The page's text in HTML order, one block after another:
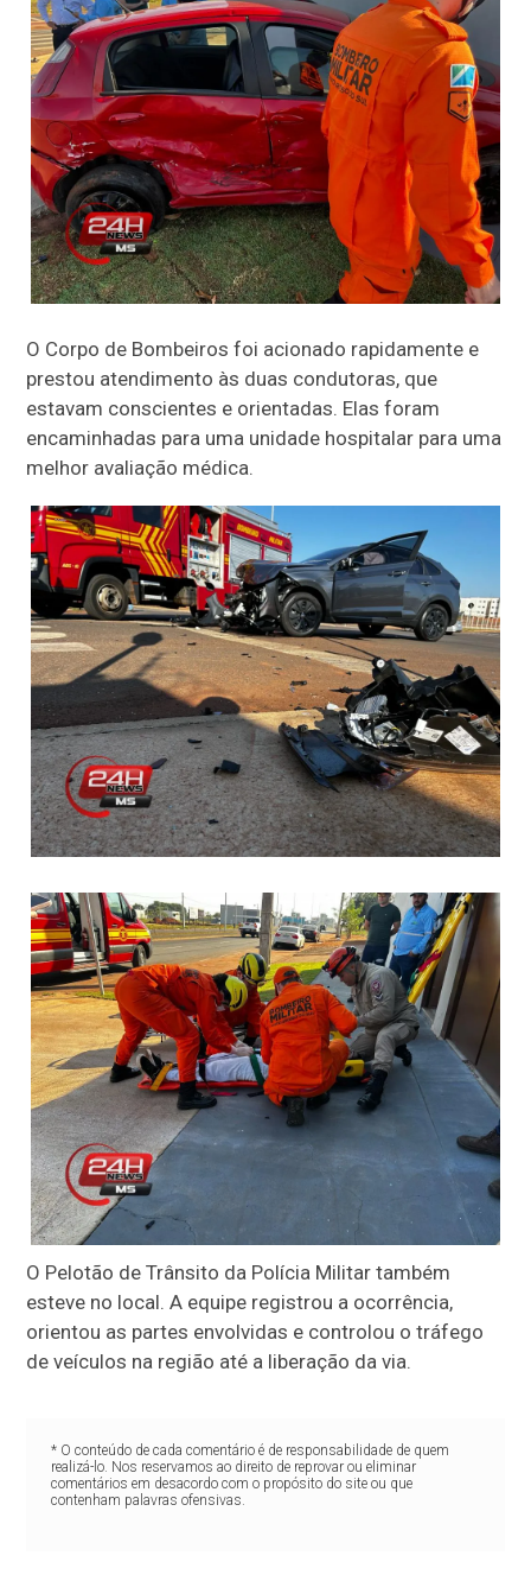
O Corpo de Bombeiros foi acionado rapidamente e
prestou atendimento às duas condutoras, que
estavam conscientes e orientadas. Elas foram
encaminhadas para uma unidade hospitalar para uma
melhor avaliação médica.
O Pelotão de Trânsito da Polícia Militar também
esteve no local. A equipe registrou a ocorrência,
orientou as partes envolvidas e controlou o tráfego
de veículos na região até a liberação da via.
* O conteúdo de cada comentário é de responsabilidade de quem
realizá-lo. Nos reservamos ao direito de reprovar ou eliminar
comentários em desacordo com o propósito do site ou que
contenham palavras ofensivas.